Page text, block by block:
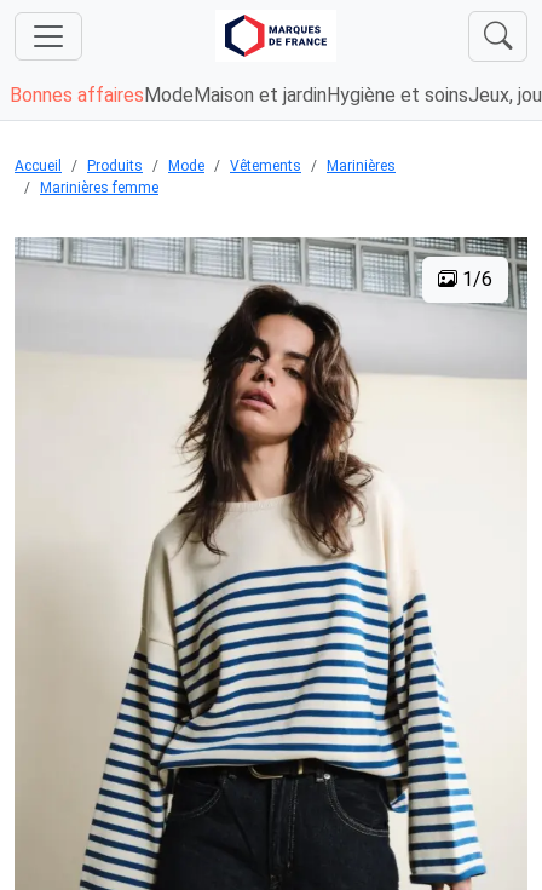
Bonnes affaires Mode Maison et jardin Hygiène et soinsJeux,
Accueil Produits Mode Vêtements
Marinières
Marinières femme
1/6